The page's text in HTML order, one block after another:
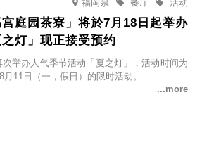
福岡県 活动
餐厅
庭园茶寮」将於7月18日起举办
灯」现正接受预约
举办人气季节活动「夏之灯」，活动时间为
11日（一，假日）的限时活动。